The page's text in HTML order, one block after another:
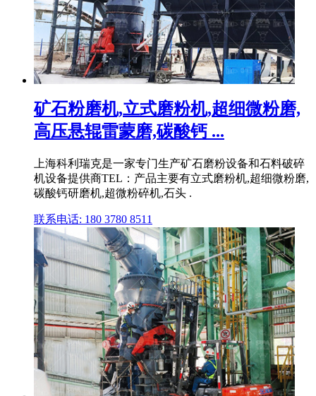
矿石粉磨机,立式磨粉机,超细微粉磨,
高压悬辊雷蒙磨,碳酸钙 ...
上海科利瑞克是一家专门生产矿石磨粉设备和石料破碎
机设备提供商TEL：产品主要有立式磨粉机,超细微粉磨,
碳酸钙研磨机,超微粉碎机,石头 .
联系电话: 180 3780 8511